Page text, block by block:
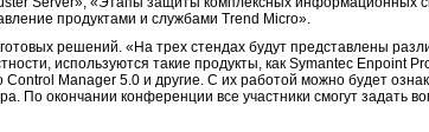
продуктами и службами Trend Micro».
решений. «На трех стендах будут представлены
используются такие продукты, как Symantec Enpoint
Manager 5.0 и другие. С их работой можно будет
По окончании конференции все участники смогут задать